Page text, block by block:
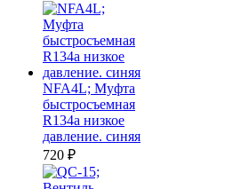
NFA4L; Муфта
быстросъемная
R134a низкое
давление. синяя
720 ₽